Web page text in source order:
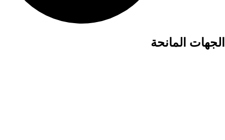
الجهات المانحة